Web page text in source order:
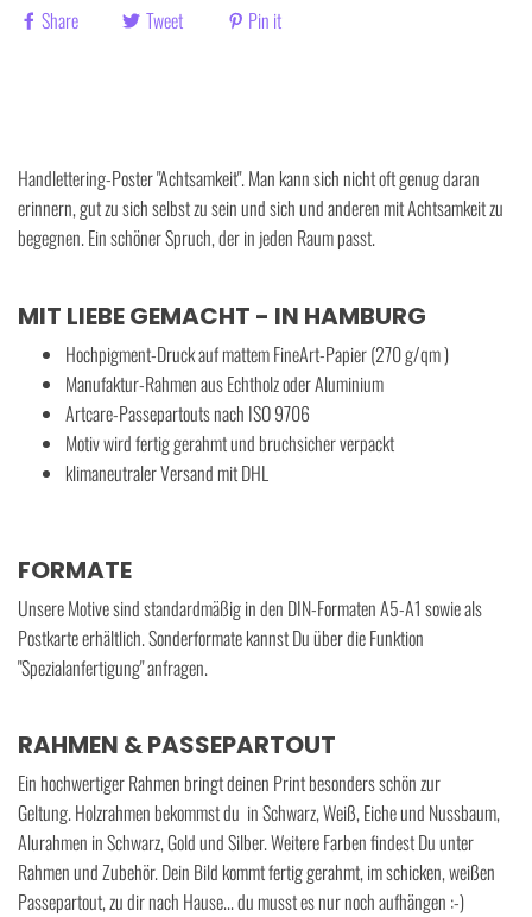
Share Tweet Pin it
Handlettering-Poster "Achtsamkeit". Man kann sich nicht oft genug daran
erinnern, gut zu sich selbst zu sein und sich und anderen mit Achtsamkeit zu
begegnen. Ein schöner Spruch, der in jeden Raum passt.
MIT LIEBE GEMACHT - IN HAMBURG
Hochpigment-Druck auf mattem FineArt-Papier (270 g/qm )
Manufaktur-Rahmen aus Echtholz oder Aluminium
Artcare-Passepartouts nach ISO 9706
Motiv wird fertig gerahmt und bruchsicher verpackt
klimaneutraler Versand mit DHL
FORMATE
Unsere Motive sind standardmäßig in den DIN-Formaten A5-A1 sowie als
Postkarte erhältlich. Sonderformate kannst Du über die Funktion
"Spezialanfertigung" anfragen.
RAHMEN & PASSEPARTOUT
Ein hochwertiger Rahmen bringt deinen Print besonders schön zur
Geltung. Holzrahmen bekommst du in Schwarz, Weiß, Eiche und Nussbaum,
Alurahmen in Schwarz, Gold und Silber. Weitere Farben findest Du unter
Rahmen und Zubehör. Dein Bild kommt fertig gerahmt, im schicken, weißen
Passepartout, zu dir nach Hause... du musst es nur noch aufhängen :-)